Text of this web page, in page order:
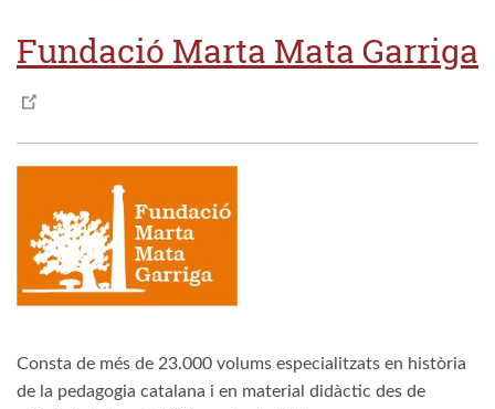
Fundació Marta Mata Garriga
Consta de més de 23.000 volums especialitzats en història
de la pedagogia catalana i en material didàctic des de